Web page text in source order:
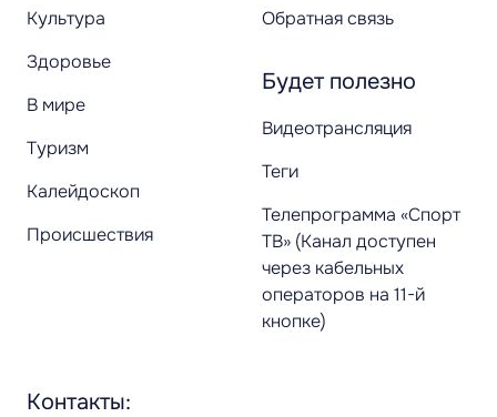
Культура
Здоровье
В мире
Туризм
Калейдоскоп
Происшествия
Обратная связь
Будет полезно
Видеотрансляция
Теги
Телепрограмма «Спорт
ТВ» (Канал доступен
через кабельных
операторов на 11-й
кнопке)
Контакты: